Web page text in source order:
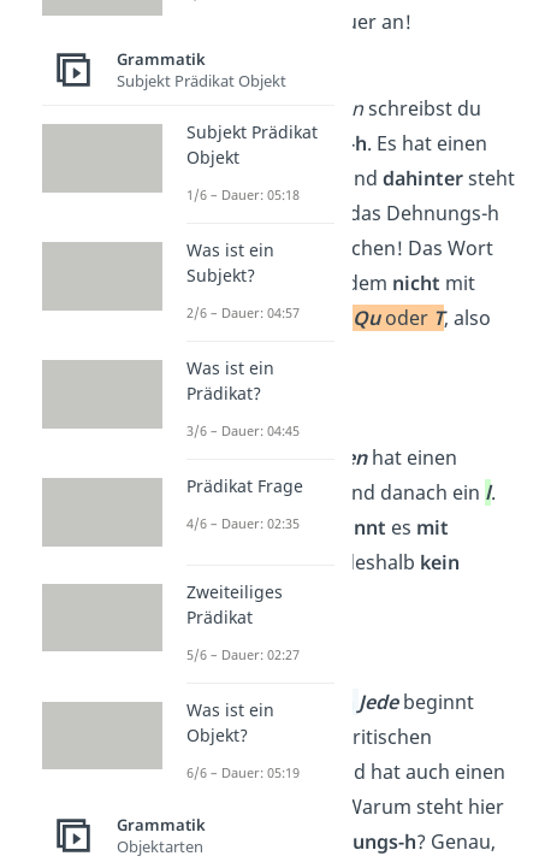
wir uns jetzt genauer an!
fühlen
hlenschreibst du
mit Dehnungs-h. Es hat einen
und dahintersteht
. Da passt das Dehnungs-h
perfekt dazwischen! Das Wort
beginnt außerdem nicht mit
einemSch, Sp, QuoderT, also
spülen
spülen hat einen
langen Vokal und danach ein l.
Allerdings
beginnt es mit
und erhält deshalb kein
Dehnungs-h
Jede
DasPronomen Jedebeginnt
nicht mit den kritischen
Buchstaben und hat auch einen
langen Vokal. Warum steht hier
kein Dehnungs-h? Genau,
Grammatik
Subjekt Prädikat Objekt
Subjekt Prädikat
Objekt
1/6 – Dauer: 05:18
Was ist ein
Subjekt?
2/6 – Dauer: 04:57
Was ist ein
Prädikat?
3/6 – Dauer: 04:45
Prädikat Frage
4/6 – Dauer: 02:35
Zweiteiliges
Prädikat
5/6 – Dauer: 02:27
Was ist ein
Objekt?
6/6 – Dauer: 05:19
Grammatik
Objektarten